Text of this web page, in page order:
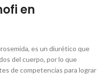
en
es un diurético que
del cuerpo, por lo que
de competencias para lograr